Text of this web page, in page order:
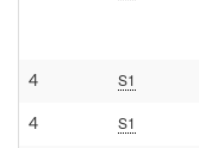
4 S1
4 S1